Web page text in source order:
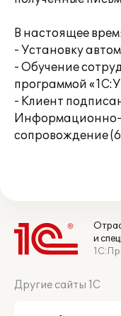
В настоящее
- Установку
- Обучение
программой
- Клиент
Информационно-
сопровождение (6
и
Другие сайты 1С